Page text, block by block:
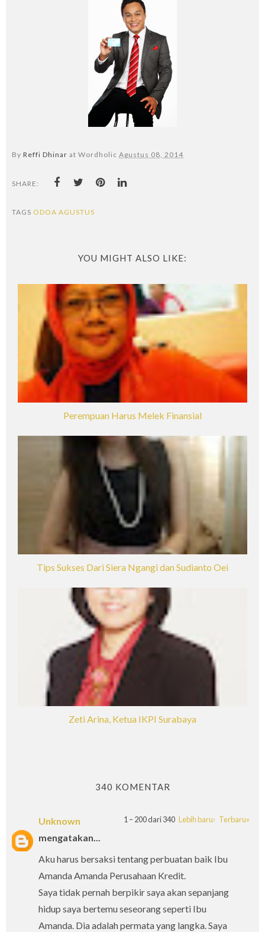
By Reffi Dhinar at Wordholic Agustus 08, 2014
SHARE:
TAGS ODOA AGUSTUS
YOU MIGHT ALSO LIKE:
Perempuan Harus Melek Finansial
Tips Sukses Dari Siera Ngangi dan Sudianto Oei
Zeti Arina, Ketua IKPI Surabaya
340 KOMENTAR
1 – 200 dari 340 Lebih baru› Terbaru»
Unknown
mengatakan...
Aku harus bersaksi tentang perbuatan baik Ibu
Amanda Amanda Perusahaan Kredit.
Saya tidak pernah berpikir saya akan sepanjang
hidup saya bertemu seseorang seperti Ibu
Amanda. Dia adalah permata yang langka. Saya